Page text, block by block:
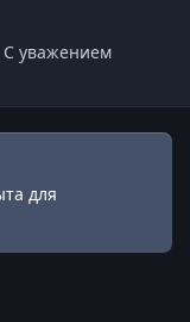
С уважением
для